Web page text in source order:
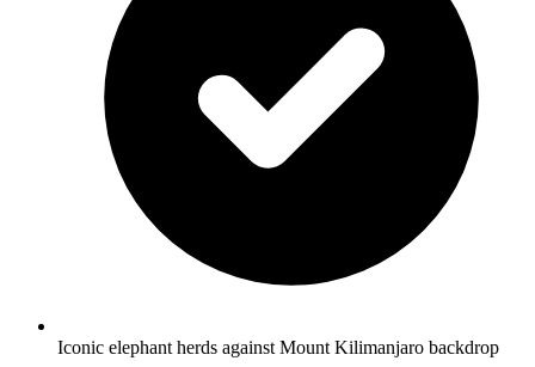
Iconic elephant herds against Mount Kilimanjaro backdrop